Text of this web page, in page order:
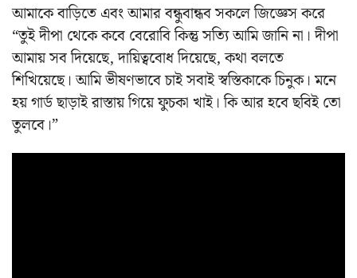
আমাকে বাড়িতে এবং আমার বন্ধুবান্ধব সকলে জিজ্ঞেস করে
“তুই দীপা থেকে কবে বেরোবি কিন্তু সত্যি আমি জানি না। দীপা
আমায় সব দিয়েছে, দায়িত্ববোধ দিয়েছে, কথা বলতে
শিখিয়েছে। আমি ভীষণভাবে চাই সবাই স্বস্তিকাকে চিনুক। মনে
হয় গার্ড ছাড়াই রাস্তায় গিয়ে ফুচকা খাই। কি আর হবে ছবিই তো
তুলবে।”